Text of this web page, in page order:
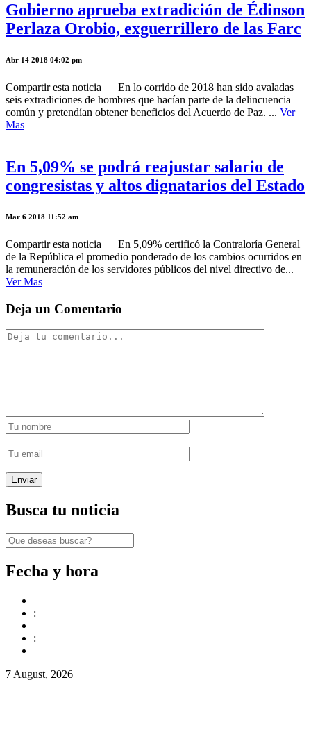
Gobierno aprueba extradición de Édinson
Perlaza Orobio, exguerrillero de las Farc
Abr 14 2018 04:02 pm
Compartir esta noticia En lo corrido de 2018 han sido avaladas
seis extradiciones de hombres que hacían parte de la delincuencia
común y pretendían obtener beneficios del Acuerdo de Paz. ... Ver
Mas
En 5,09% se podrá reajustar salario de
congresistas y altos dignatarios del Estado
Mar 6 2018 11:52 am
Compartir esta noticia En 5,09% certificó la Contraloría General
de la República el promedio ponderado de los cambios ocurridos en
la remuneración de los servidores públicos del nivel directivo de...
Ver Mas
Deja un Comentario
Busca tu noticia
Fecha y hora
:
:
7 August, 2026